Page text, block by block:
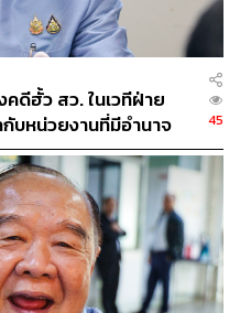
ดีฮั้ว สว. ในเวทีฝ่าย
กับหน่วยงานที่มีอำนาจ
45